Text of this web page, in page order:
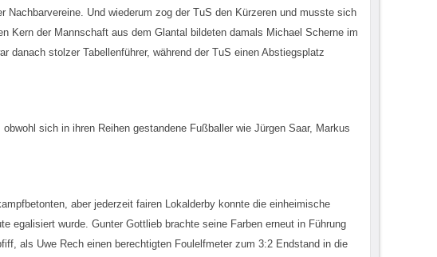
Und wiederum zog der TuS den Kürzeren und musste sich
Kern der Mannschaft aus dem Glantal bildeten damals Michael Scherne im
danach stolzer Tabellenführer, während der TuS einen Abstiegsplatz
sich in ihren Reihen gestandene Fußballer wie Jürgen Saar, Markus
aber jederzeit fairen Lokalderby konnte die einheimische
egalisiert wurde. Gunter Gottlieb brachte seine Farben erneut in Führung
als Uwe Rech einen berechtigten Foulelfmeter zum 3:2 Endstand in die